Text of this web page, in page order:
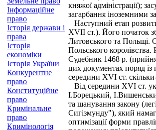
Інформаційне
право
Історія держави і
права
Історія
економіки
Історія України
Конкурентне
право
Конституційне
право
Кримінальне
право
Кримінологія
княжої адміністрації);
загарбання іноземними
Наступний етап
XVII ст.). Його початок
Литовського та Польщі.
Польського
Судебник 1468 p.
цих документах поряд із
середини XVI ст.
Від середини XVI ст.
І.Борецький,
та шанування закону
Сигізмунду"), який
оптимізації форми